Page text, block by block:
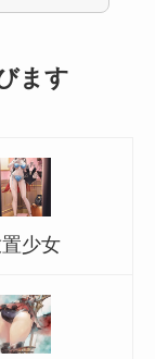
ます
少女